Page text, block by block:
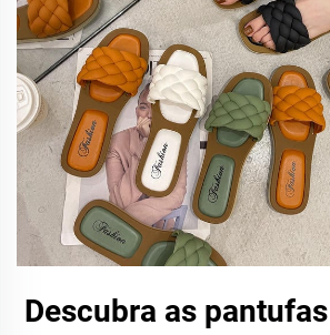
Descubra as